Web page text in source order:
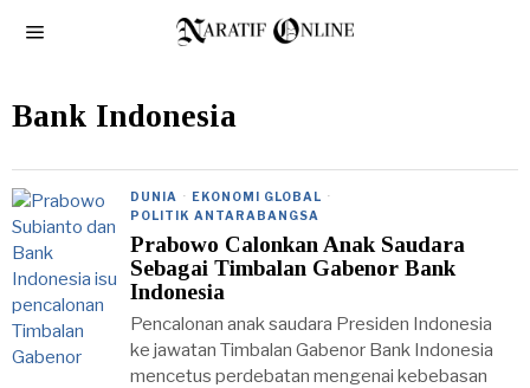
Bank Indonesia
DUNIA · EKONOMI GLOBAL ·
POLITIK ANTARABANGSA
Prabowo Calonkan Anak Saudara
Sebagai Timbalan Gabenor Bank
Indonesia
Pencalonan anak saudara Presiden Indonesia
ke jawatan Timbalan Gabenor Bank Indonesia
mencetus perdebatan mengenai kebebasan